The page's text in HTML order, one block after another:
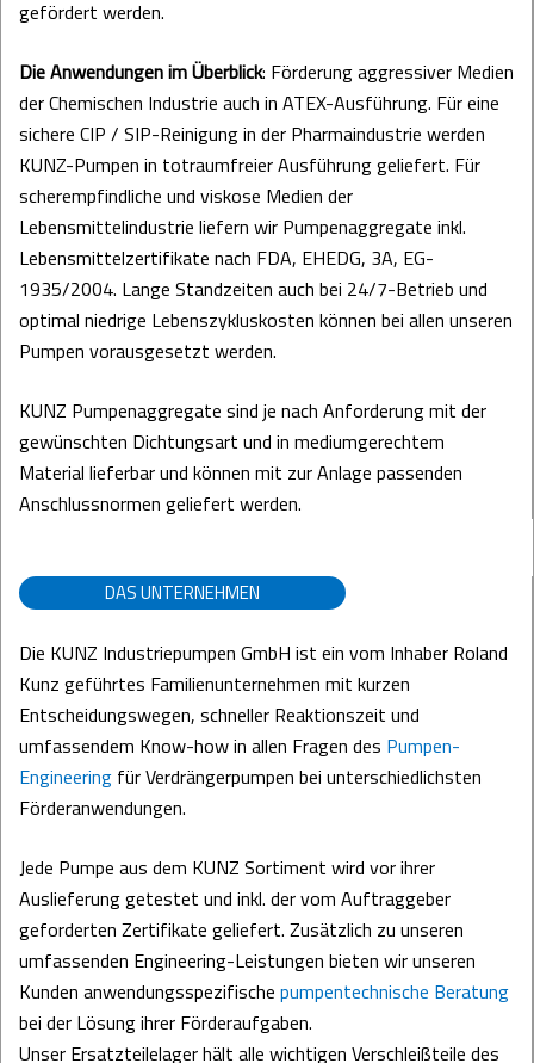
gefördert werden.
Die Anwendungen im Überblick: Förderung aggressiver Medien
der Chemischen Industrie auch in ATEX-Ausführung. Für eine
sichere CIP / SIP-Reinigung in der Pharmaindustrie werden
KUNZ-Pumpen in totraumfreier Ausführung geliefert. Für
scherempfindliche und viskose Medien der
Lebensmittelindustrie liefern wir Pumpenaggregate inkl.
Lebensmittelzertifikate nach FDA, EHEDG, 3A, EG-
1935/2004. Lange Standzeiten auch bei 24/7-Betrieb und
optimal niedrige Lebenszykluskosten können bei allen unseren
Pumpen vorausgesetzt werden.
KUNZ Pumpenaggregate sind je nach Anforderung mit der
gewünschten Dichtungsart und in mediumgerechtem
Material lieferbar und können mit zur Anlage passenden
Anschlussnormen geliefert werden.
DAS UNTERNEHMEN
Die KUNZ Industriepumpen GmbH ist ein vom Inhaber Roland
Kunz geführtes Familienunternehmen mit kurzen
Entscheidungswegen, schneller Reaktionszeit und
umfassendem Know-how in allen Fragen des Pumpen-
Engineering für Verdrängerpumpen bei unterschiedlichsten
Förderanwendungen.
Jede Pumpe aus dem KUNZ Sortiment wird vor ihrer
Auslieferung getestet und inkl. der vom Auftraggeber
geforderten Zertifikate geliefert. Zusätzlich zu unseren
umfassenden Engineering-Leistungen bieten wir unseren
Kunden anwendungsspezifische pumpentechnische Beratung
bei der Lösung ihrer Förderaufgaben.
Unser Ersatzteilelager hält alle wichtigen Verschleißteile des